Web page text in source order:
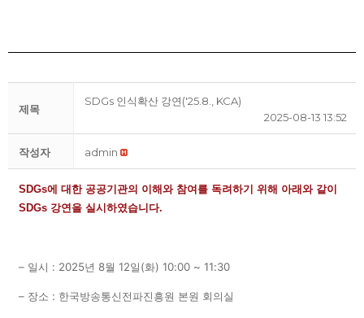
제목
SDGs 인식확산 강연('25.8., KCA)
2025-08-13 13:52
작성자 admin
SDGs에 대한 공공기관의 이해와 참여를 독려하기 위해 아래와 같이
SDGs 강연을 실시하였습니다.
– 일시 : 2025년 8월 12일(화) 10:00 ~ 11:30
– 장소 : 한국방송통신전파진흥원 본원 회의실